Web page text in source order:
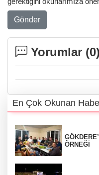
Gönder
Yorumlar (0)
En Çok Okunan
ÖRNEĞİ